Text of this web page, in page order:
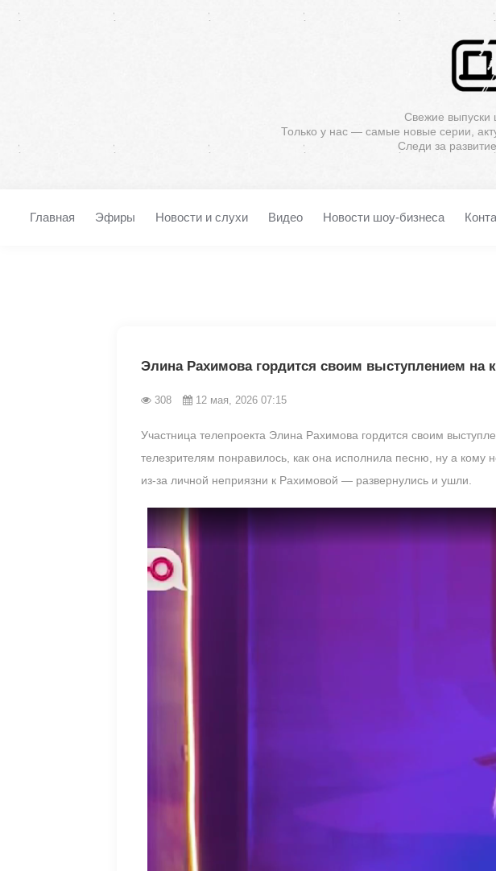
Свежие
Только у нас — самые новые серии,
Следи за
Главная Эфиры Новости и слухи Видео Новости шоу-бизнеса
Элина Рахимова гордится своим выступлением на
308 12 мая, 2026 07:15
Участница телепроекта Элина Рахимова гордится своим
телезрителям понравилось, как она исполнила песню, ну а кому
из-за личной неприязни к Рахимовой — развернулись и ушли.